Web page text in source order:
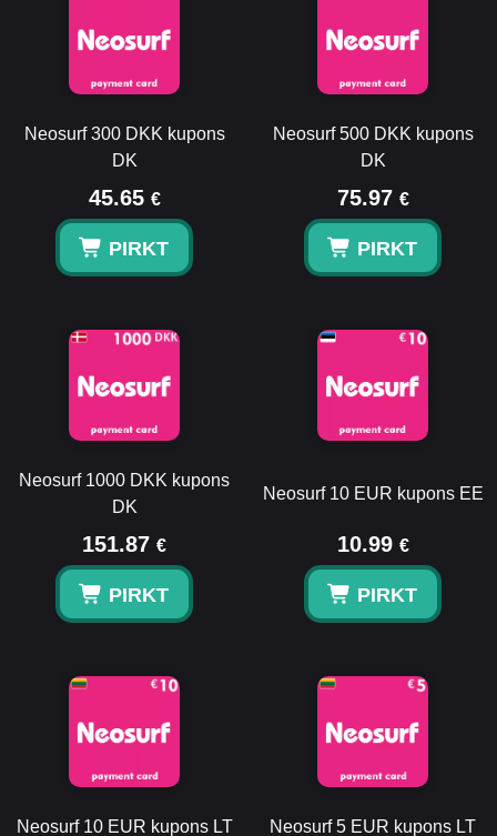
Neosurf 300 DKK kupons
DK
45.65 €
PIRKT
Neosurf 500 DKK kupons
DK
75.97 €
PIRKT
Neosurf 1000 DKK kupons
DK
151.87 €
PIRKT
Neosurf 10 EUR kupons EE
10.99 €
PIRKT
Neosurf 10 EUR kupons LT Neosurf 5 EUR kupons LT